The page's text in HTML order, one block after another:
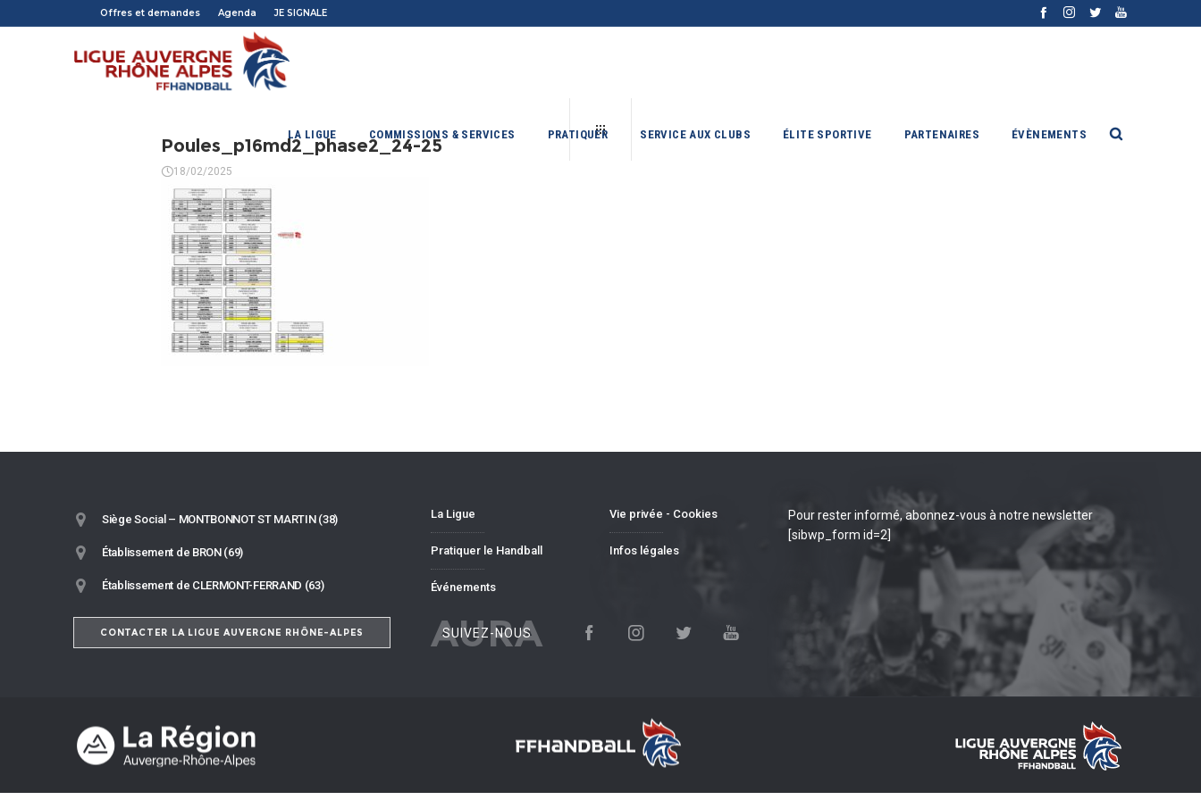
Offres et demandes Agenda JE SIGNALE
LA LIGUE COMMISSIONS & SERVICES PRATIQUER SERVICE AUX CLUBS ÉLITE SPORTIVE PARTENAIRES ÉVÈNEMENTS
Poules_p16md2_phase2_24-25
18/02/2025
Siège Social – MONTBONNOT ST MARTIN (38)
Établissement de BRON (69)
Établissement de CLERMONT-FERRAND (63)
CONTACTER LA LIGUE AUVERGNE RHÔNE-ALPES
La Ligue
Pratiquer le Handball
Événements
Vie privée - Cookies
Infos légales
AURA
SUIVEZ-NOUS
Pour rester informé, abonnez-vous à notre newsletter
[sibwp_form id=2]